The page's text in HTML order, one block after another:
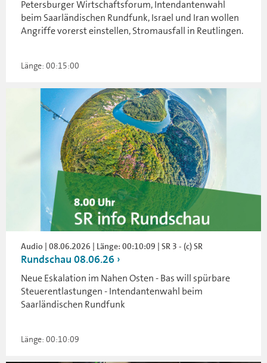
Petersburger Wirtschaftsforum, Intendantenwahl
beim Saarländischen Rundfunk, Israel und Iran wollen
Angriffe vorerst einstellen, Stromausfall in Reutlingen.
Länge: 00:15:00
Audio | 08.06.2026 | Länge: 00:10:09 | SR 3 - (c) SR
Rundschau 08.06.26
Neue Eskalation im Nahen Osten - Bas will spürbare
Steuerentlastungen - Intendantenwahl beim
Saarländischen Rundfunk
Länge: 00:10:09